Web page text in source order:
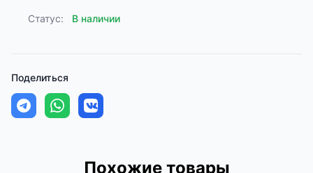
Статус: В наличии
Поделиться
Похожие товары